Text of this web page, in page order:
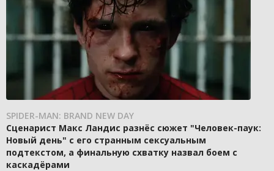
SPIDER-MAN: BRAND NEW DAY
Сценарист Макс Ландис разнёс сюжет "Человек-паук:
Новый день" с его странным сексуальным
подтекстом, а финальную схватку назвал боем с
каскадёрами